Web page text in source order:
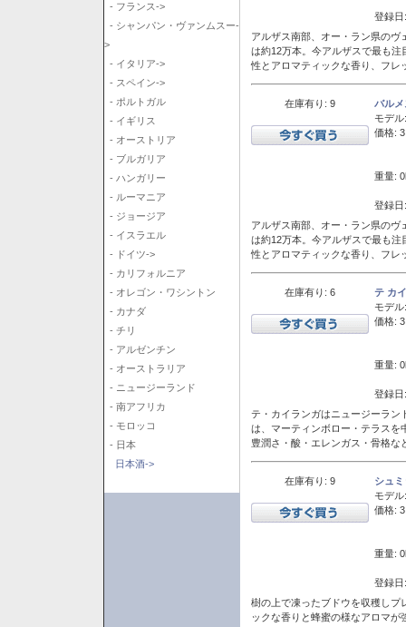
- フランス->
- シャンパン・ヴァンムスー-
>
- イタリア->
- スペイン->
- ポルトガル
- イギリス
- オーストリア
- ブルガリア
- ハンガリー
- ルーマニア
- ジョージア
- イスラエル
- ドイツ->
- カリフォルニア
- オレゴン・ワシントン
- カナダ
- チリ
- アルゼンチン
- オーストラリア
- ニュージーランド
- 南アフリカ
- モロッコ
- 日本
日本酒->
登録
アルザス南部、オー・ラン県の
は約12万本。今アルザスで最も
性とアロマティックな香り、フレ
在庫有り: 9
バル
モデル:
価格:
重量:
登録
アルザス南部、オー・ラン県の
は約12万本。今アルザスで最も
性とアロマティックな香り、フレ
在庫有り: 6
テ カ
モデル:
価格:
重量:
登録
テ・カイランガはニュージーラン
は、マーティンボロー・テラスを
豊潤さ・酸・エレンガス・骨格
在庫有り: 9
シュ
モデル:
価格:
重量:
登録
樹の上で凍ったブドウを収穫しプ
ックな香りと蜂蜜の様なアロマ